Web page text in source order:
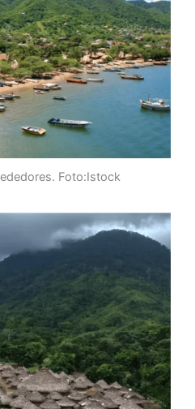
Foto:Istock